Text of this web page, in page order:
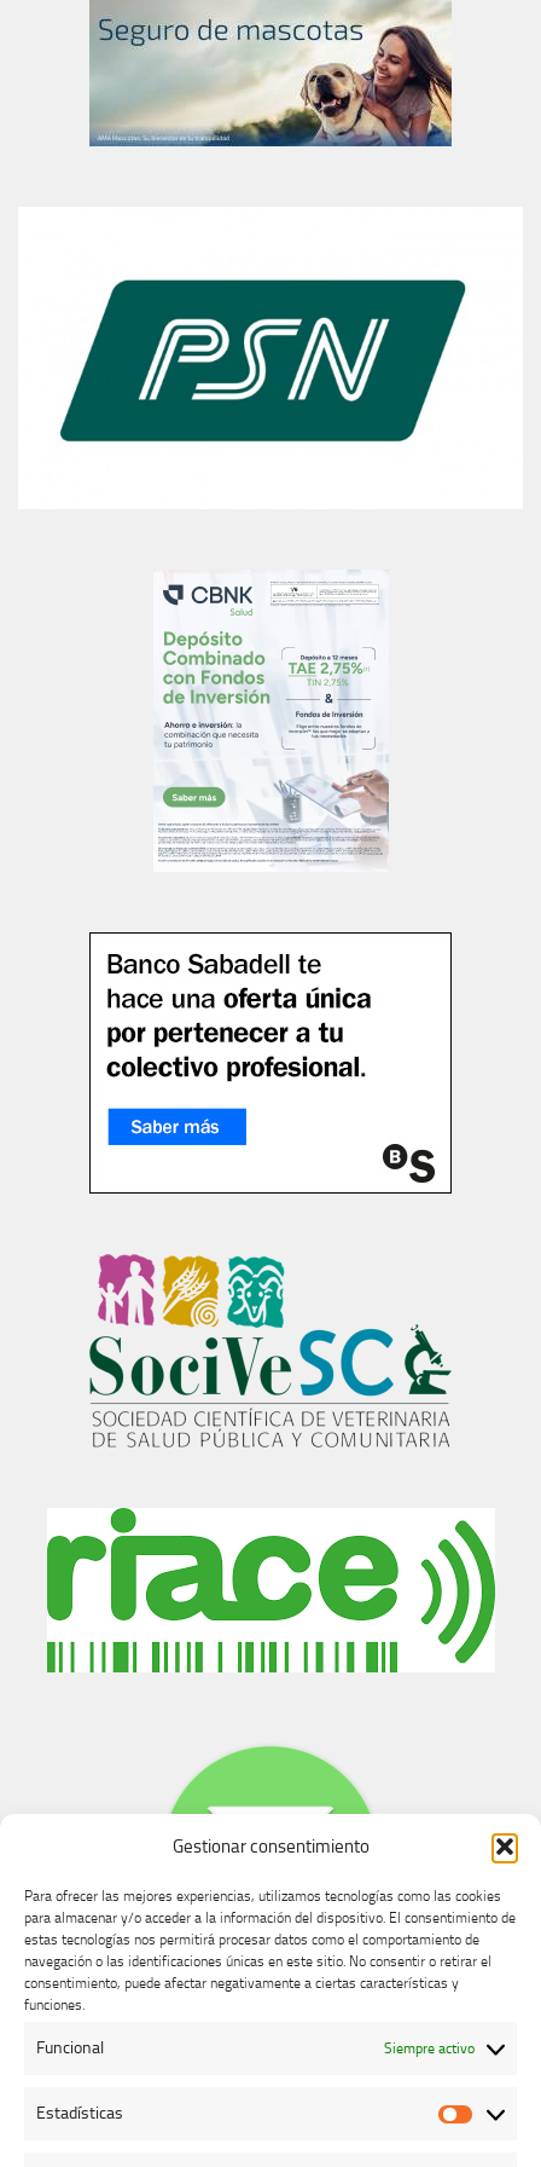
Gestionar consentimiento
Para ofrecer las mejores experiencias, utilizamos tecnologías como las cookies
para almacenar y/o acceder a la información del dispositivo. El consentimiento de
estas tecnologías nos permitirá procesar datos como el comportamiento de
navegación o las identificaciones únicas en este sitio. No consentir o retirar el
consentimiento, puede afectar negativamente a ciertas características y
funciones.
Funcional Siempre activo
Estadísticas
Buzón de dudas, quejas y sugerencias